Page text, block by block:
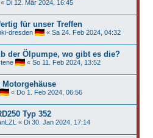
« Di 12. Mär 2024, 16:45
für unser Treffen
dresden « Sa 24. Feb 2024, 04:32
der Ölpumpe, wo gibt es die?
« So 11. Feb 2024, 13:52
Motorgehäuse
« Do 1. Feb 2024, 06:56
Typ 352
« Di 30. Jan 2024, 17:14